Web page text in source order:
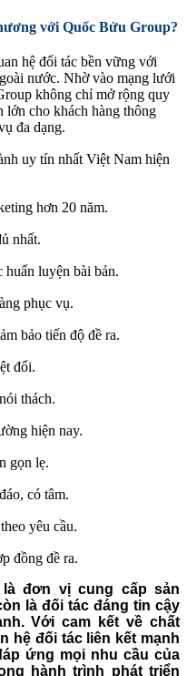
với Quốc Bửu Group?
hệ đối tác bền vững với
nước. Nhờ vào mạng lưới
không chỉ mở rộng quy
lớn cho khách hàng thông
đa dạng.
uy tín nhất Việt Nam hiện
hơn 20 năm.
nhất.
luyện bài bản.
phục vụ.
bảo tiến độ đề ra.
đối.
thách.
hiện nay.
gọn lẹ.
có tâm.
yêu cầu.
đồng đề ra.
đơn vị cung cấp sản
là đối tác đáng tin cậy
Với cam kết về chất
hệ đối tác liên kết mạnh
ứng mọi nhu cầu của
hành trình phát triển